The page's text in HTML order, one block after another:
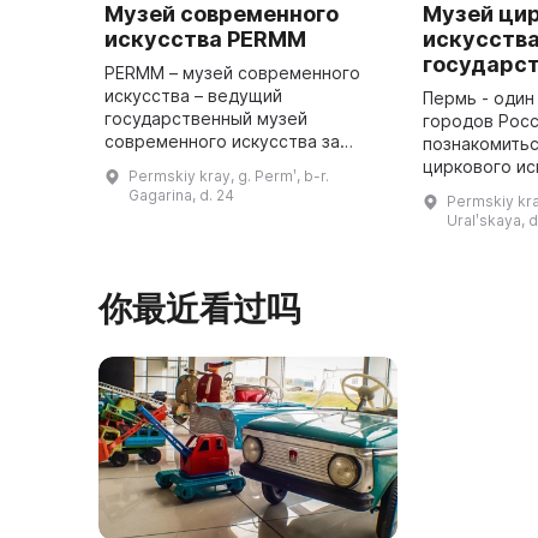
Музей современного
искусства PERMM
PERMM – музей современного
искусства – ведущий
государственный музей
современного искусства за
представляет российское
искусство XX–XXI веков и
Permskiy kray, g. Permʹ, b-r.
Gagarina, d. 24
Музей
Пермь - один
городов
циркового
искусства,
году. Он
Permskiy
Uralʹskaya,
你最近看过吗